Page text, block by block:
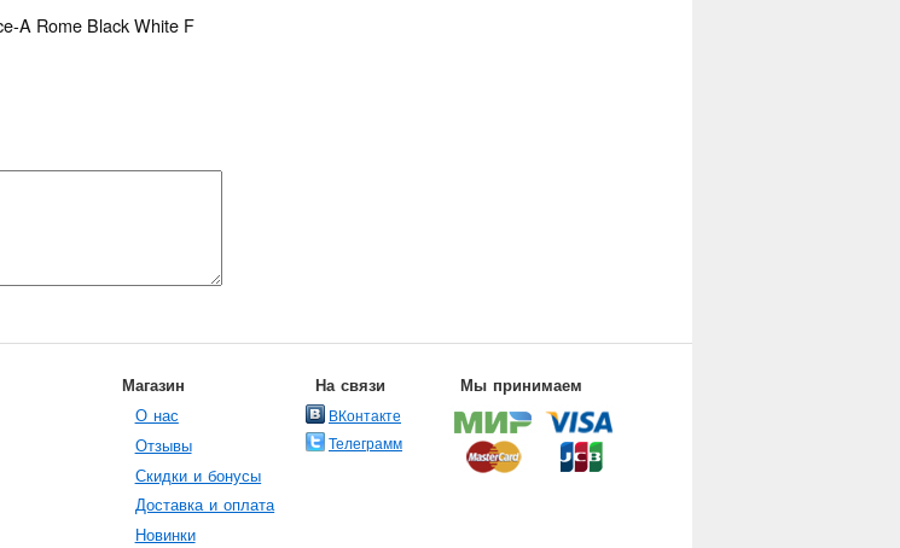
A Rome Black White F
Магазин
О нас
Отзывы
Скидки и бонусы
Доставка и оплата
Новинки
На связи
ВКонтакте
Телеграмм
Мы принимаем